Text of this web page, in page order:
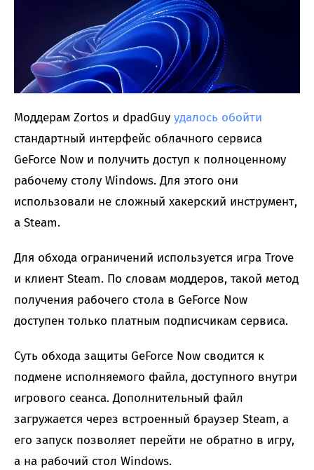
Моддерам Zortos и dpadGuy удалось обойти
стандартный интерфейс облачного сервиса
GeForce Now и получить доступ к полноценному
рабочему столу Windows. Для этого они
использовали не сложный хакерский инструмент,
а Steam.
Для обхода ограничений используется игра Trove
и клиент Steam. По словам моддеров, такой метод
получения рабочего стола в GeForce Now
доступен только платным подписчикам сервиса.
Суть обхода защиты GeForce Now сводится к
подмене исполняемого файла, доступного внутри
игрового сеанса. Дополнительный файл
загружается через встроенный браузер Steam, а
его запуск позволяет перейти не обратно в игру,
а на рабочий стол Windows.